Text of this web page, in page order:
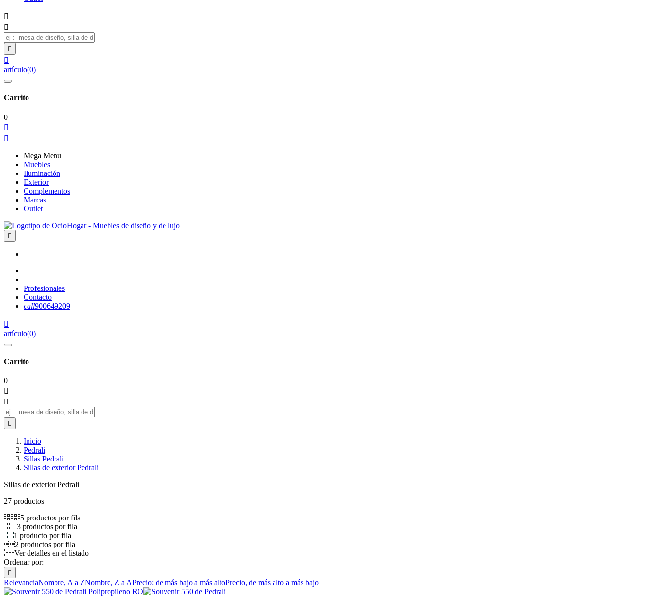




artículo(0)
Carrito
0


Mega Menu
Muebles
Iluminación
Exterior
Complementos
Marcas
Outlet

Profesionales
Contacto
call900649209

artículo(0)
Carrito
0



Inicio
Pedrali
Sillas Pedrali
Sillas de exterior Pedrali
Sillas de exterior Pedrali
27 productos
5 productos por fila
3 productos por fila
1 producto por fila
2 productos por fila
Ver detalles en el listado
Ordenar por:

RelevanciaNombre, A a ZNombre, Z a APrecio: de más bajo a más altoPrecio, de más alto a más bajo